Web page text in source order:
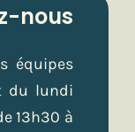
nous
équipes
du lundi
13h30 à